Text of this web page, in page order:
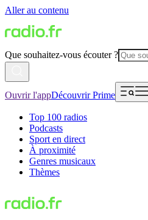
Aller au contenu
Que souhaitez-vous écouter ?
Ouvrir l'appDécouvrir Prime
Top 100 radios
Podcasts
Sport en direct
À proximité
Genres musicaux
Thèmes